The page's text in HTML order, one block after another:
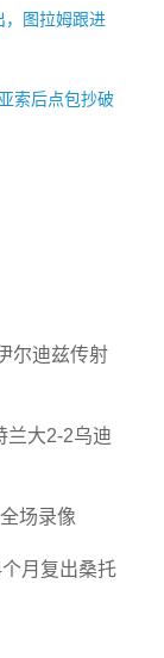
，图拉姆跟进
索后点包抄破
尔迪兹传射
兰大2-2乌迪
场录像
月复出桑托